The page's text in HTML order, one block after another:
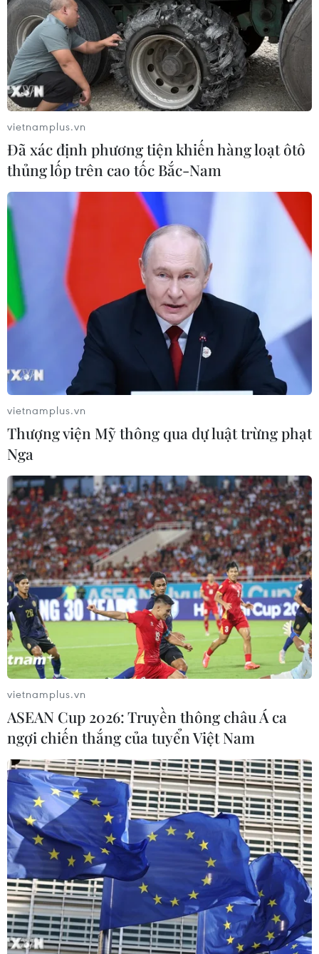
vietnamplus.vn
Đã xác định phương tiện khiến hàng loạt ôtô
thủng lốp trên cao tốc Bắc-Nam
vietnamplus.vn
Thượng viện Mỹ thông qua dự luật trừng phạt
Nga
vietnamplus.vn
ASEAN Cup 2026: Truyền thông châu Á ca
ngợi chiến thắng của tuyển Việt Nam